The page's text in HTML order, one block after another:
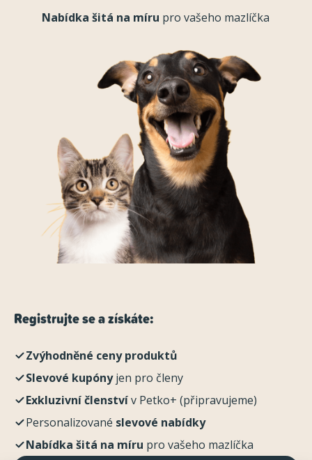
Nabídka šitá na míru pro vašeho mazlíčka
Registrujte se a získáte:
Zvýhodněné ceny produktů
Slevové kupónyjen pro členy
Exkluzivní členstvív Petko+ (připravujeme)
Personalizované slevové nabídky
Nabídka šitá na míru pro vašeho mazlíčka